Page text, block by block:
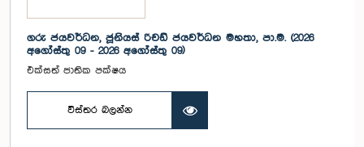
ගරු ජයවර්ධන, ජූනියස් රිචඩ් ජයවර්ධන මහතා, පා.ම. (2026
අගෝස්තු 09 - 2026 අගෝස්තු 09)
එක්සත් ජාතික පක්ෂය
විස්තර බලන්න